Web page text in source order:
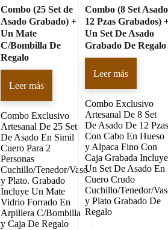
Combo (25 Set de
Asado Grabado) +
Un Mate
C/Bombilla De
Regalo
Leer más
Combo Exclusivo
Artesanal De 25 Set
De Asado En Simil
Cuero Para 2
Personas
Cuchillo/Tenedor/Vaso
y Plato. Grabado
Incluye Un Mate
Vidrio Forrado En
Arpillera C/Bombilla
y Caja De Regalo
Combo (8 Set Asado
12 Pzas Grabados)
Un Set De Asado
Grabado De Regalo
Leer más
Combo Exclusivo
Artesanal De 8 Set
De Asado De 12
Con Cabo En Hueso
y Alpaca Fino Con
Caja Grabada Incluye
Un Set De Asado En
Cuero Crudo
Cuchillo/Tenedor/
y Plato Grabado De
Regalo